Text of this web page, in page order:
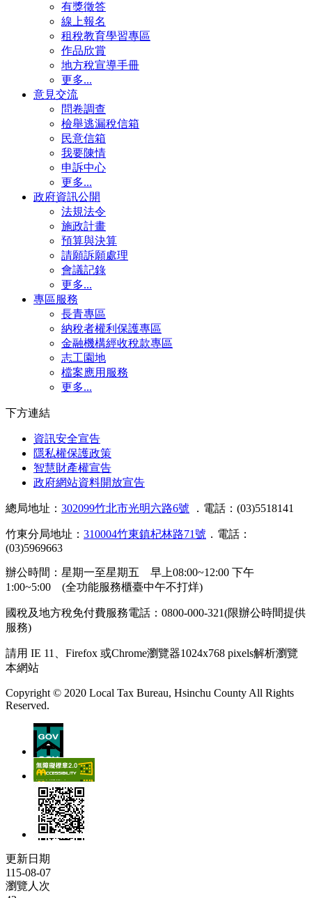
有獎徵答
線上報名
租稅教育學習專區
作品欣賞
地方稅宣導手冊
更多...
意見交流
問卷調查
檢舉逃漏稅信箱
民意信箱
我要陳情
申訴中心
更多...
政府資訊公開
法規法令
施政計畫
預算與決算
請願訴願處理
會議記錄
更多...
專區服務
長青專區
納稅者權利保護專區
金融機構經收稅款專區
志工園地
檔案應用服務
更多...
下方連結
資訊安全宣告
隱私權保護政策
智慧財產權宣告
政府網站資料開放宣告
總局地址： 302099竹北市光明六路6號 ．電話：(03)5518141
竹東分局地址： 310004竹東鎮杞林路71號 ．電話：
(03)5969663
辦公時間：星期一至星期五 早上08:00~12:00 下午
1:00~5:00 (全功能服務櫃臺中午不打烊)
國稅及地方稅免付費服務電話：0800-000-321(限辦公時間提供
服務)
請用 IE 11、Firefox 或Chrome瀏覽器1024x768 pixels解析瀏覽
本網站
Copyright © 2020 Local Tax Bureau, Hsinchu County All Rights
Reserved.
更新日期
115-08-07
瀏覽人次